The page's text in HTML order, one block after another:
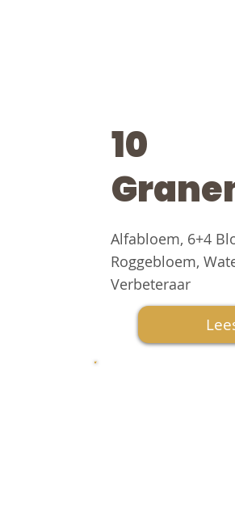
10
Alfabloem, 6+4
Roggebloem,
Verbeteraar